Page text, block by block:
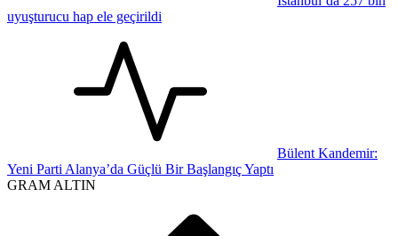
uyuşturucu hap ele geçirildi
Bülent Kandemir:
Yeni Parti Alanya’da Güçlü Bir Başlangıç Yaptı
GRAM ALTIN